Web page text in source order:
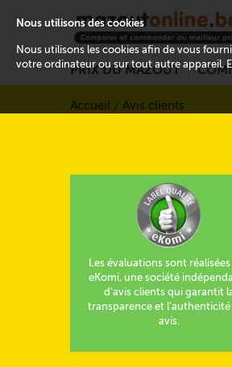
PRIX DU MAZOUT
Accueil Avis clients
Les évaluations sont
eKomi, une société
d'avis clients qui garantit
transparence et l'authenticité
avis.
Nous utilisons des cookies
Nous utilisons les cookies afin de vous
votre ordinateur ou sur tout autre appareil.